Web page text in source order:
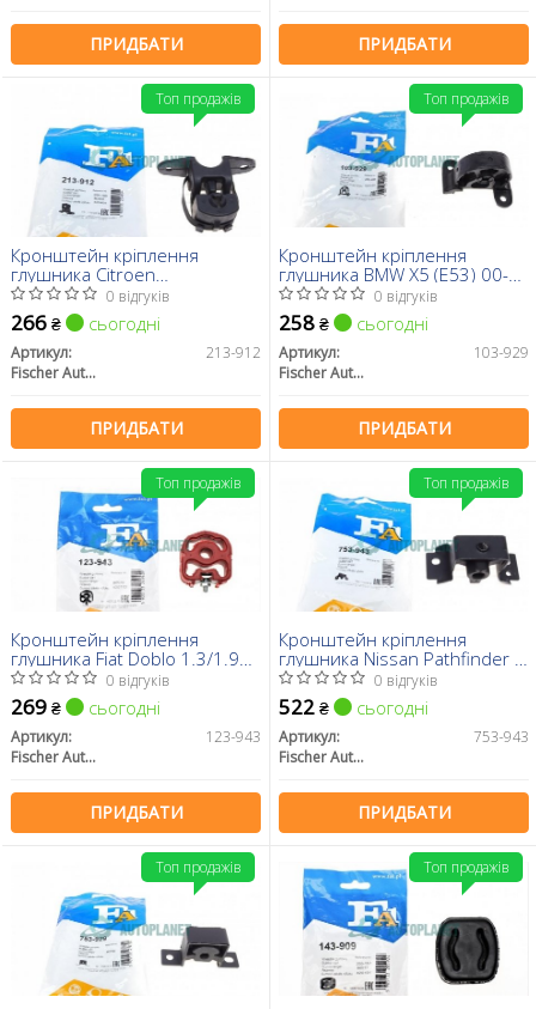
ПРИДБАТИ ПРИДБАТИ
Кронштейн кріплення
глушника Citroen
Jumpy/Peugeot Expert 2.0 16V
07-
0 відгуків
266 ₴ сьогодні
Артикул:
213-912
Fischer Automotive One (FA1)
ПРИДБАТИ
Топ продажів
Кронштейн кріплення
глушника BMW X5 (E53) 00-
06
0 відгуків
258 ₴ сьогодні
Артикул:
103-929
Fischer Automotive One (FA1)
ПРИДБАТИ
Топ продажів
Кронштейн кріплення
глушника Fiat Doblo 1.3/1.9
JTD 05-/Opel Combo 1.3 CDTI
05-12
0 відгуків
269 ₴ сьогодні
Артикул:
123-943
Fischer Automotive One (FA1)
ПРИДБАТИ
Топ продажів
Кронштейн кріплення
глушника Nissan Pathfinder III
2.5/3.0 dCi 05-
(гумометалевий)
0 відгуків
522 ₴ сьогодні
Артикул:
753-943
Fischer Automotive One (FA1)
ПРИДБАТИ
Топ продажів
Топ продажів Топ продажів